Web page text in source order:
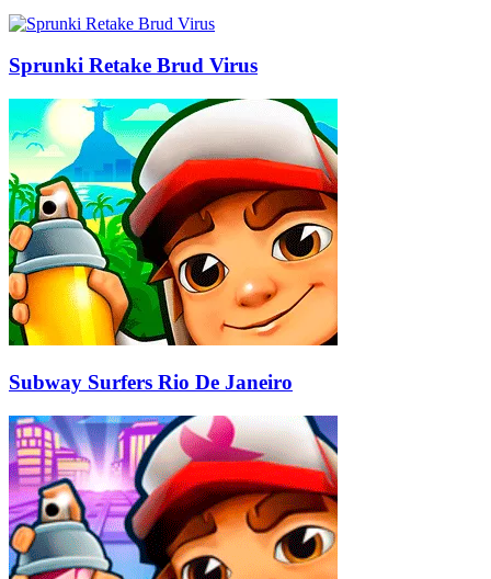
Sprunki Retake Brud Virus
Subway Surfers Rio De Janeiro